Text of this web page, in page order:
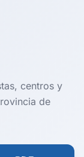
centros y
de